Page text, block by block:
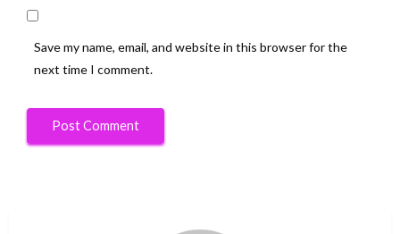
Save my name, email, and website in this browser for the
next time I comment.